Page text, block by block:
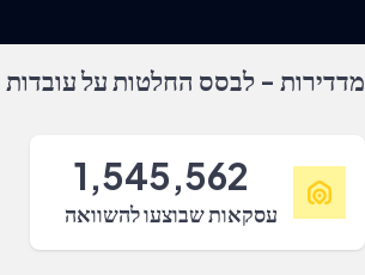
מדדירות - לבסס החלטות על עובדות
1,545,562
עסקאות שבוצעו להשוואה